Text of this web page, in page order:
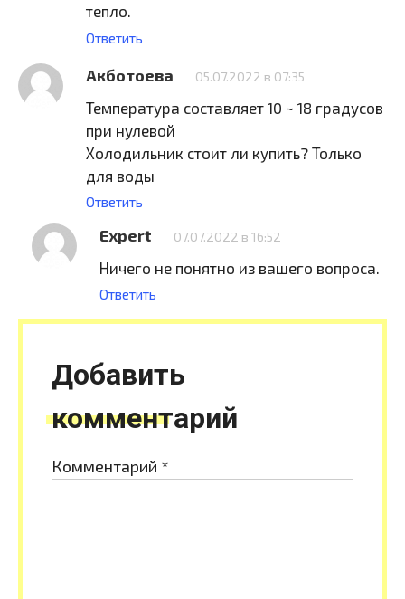
тепло.
Ответить
Акботоева 05.07.2022 в 07:35
Температура составляет 10 ~ 18 градусов
при нулевой
Холодильник стоит ли купить? Только
для воды
Ответить
Expert 07.07.2022 в 16:52
Ничего не понятно из вашего вопроса.
Ответить
Добавить
комментарий
Комментарий *